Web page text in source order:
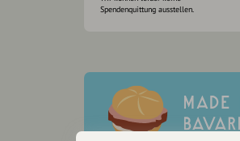
Spendenquittung ausstellen.